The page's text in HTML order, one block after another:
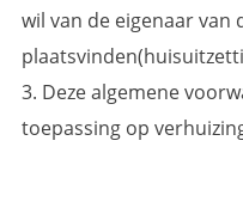
wil van de eigenaar van
3. Deze algemene
toepassing op